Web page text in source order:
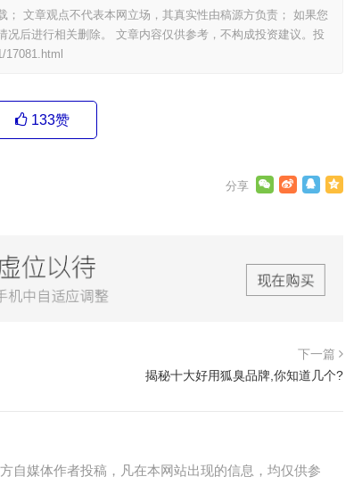
文章观点不代表本网立场，其真实性由稿源方负责； 如果您
后进行相关删除。 文章内容仅供参考，不构成投资建议。投
17081.html
133赞
下一篇
揭秘十大好用狐臭品牌,你知道几个?
自媒体作者投稿，凡在本网站出现的信息，均仅供参